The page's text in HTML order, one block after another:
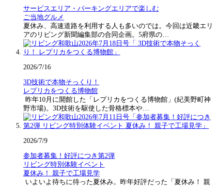
サービスエリア・パーキングエリアで楽しむ
ご当地グルメ
夏休み、高速道路を利用する人も多いのでは。今回は近畿エリ
アのリビング新聞編集部の合同企画。5府県の…
2026/7/16
3D技術で本物そっくり！
レプリカをつくる博物館
昨年10月に開館した「レプリカをつくる博物館」(紀美野町神
野市場)。3D技術を駆使した骨格標本や…
2026/7/9
参加者募集！好評につき第2弾
リビング特別体験イベント
夏休み！ 親子で工場見学
いよいよ待ちに待った夏休み。昨年好評だった「夏休み！ 親